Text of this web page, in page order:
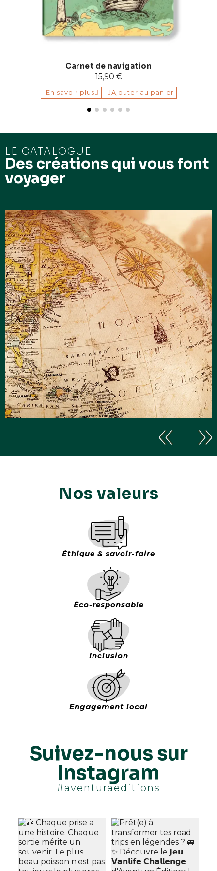
Carnet de navigation
15,90 €
En savoir plus Ajouter au panier
LE CATALOGUE
Des créations qui vous font
voyager
Nos valeurs
Éthique & savoir-faire
Éco-responsable
Inclusion
Engagement local
Suivez-nous sur
Instagram
#aventuraeditions